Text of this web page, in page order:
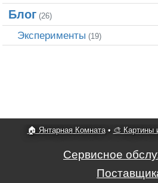
Блог (26)
Эксперименты (19)
🏠 Янтарная Комната• 🎨 Картины
Сервисное